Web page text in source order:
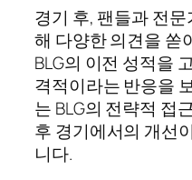
경기 후, 팬들과 전문
해 다양한 의견을 쏟
BLG의 이전 성적을
격적이라는 반응을
는 BLG의 전략적 접
후 경기에서의 개선
니다.